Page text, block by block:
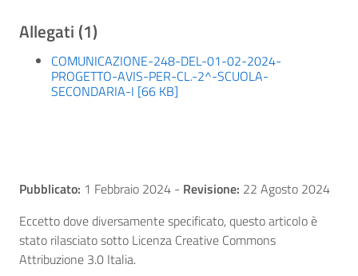
Allegati (1)
COMUNICAZIONE-248-DEL-01-02-2024-
PROGETTO-AVIS-PER-CL.-2^-SCUOLA-
SECONDARIA-I [66 KB]
Pubblicato: 1 Febbraio 2024 - Revisione: 22 Agosto 2024
Eccetto dove diversamente specificato, questo articolo è
stato rilasciato sotto Licenza Creative Commons
Attribuzione 3.0 Italia.